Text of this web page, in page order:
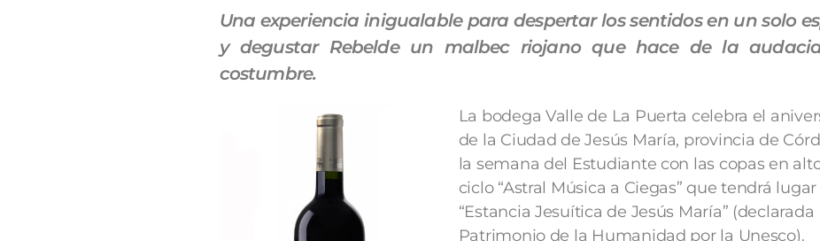
Una experiencia inigualable para despertar los sentidos en un solo
y degustar Rebelde un malbec riojano que hace de la
costumbre.
La bodega Valle de La Puerta celebra el
de la Ciudad de Jesús María, provincia de
la semana del Estudiante con las copas en
ciclo “Astral Música a Ciegas” que tendrá
“Estancia Jesuítica de Jesús María” (declarada
Patrimonio de la Humanidad por la Unesco).